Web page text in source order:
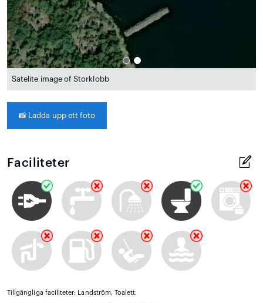
Satelite image of Storklobb
📸 Ladda upp ett foto
Faciliteter
Tillgängliga faciliteter: Landström, Toalett.